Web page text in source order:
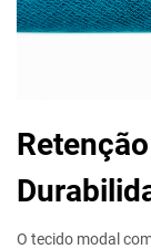
O tecido modal